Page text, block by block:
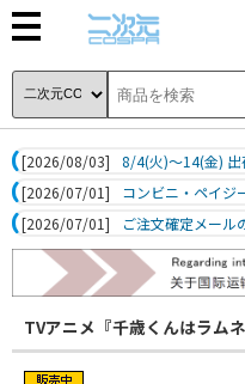
[2026/08/03]
8/4(火)～14(金)
[2026/07/01]
コンビニ・ペイジ
[2026/07/01]
ご注文確定メール
TVアニメ『千歳くんはラム